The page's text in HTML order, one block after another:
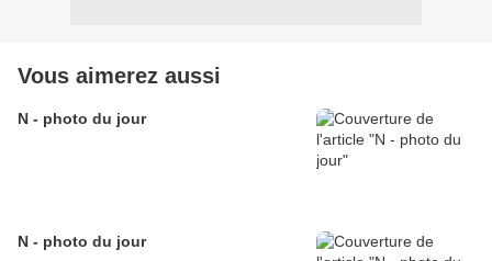
Vous aimerez aussi
N - photo du jour
N - photo du jour